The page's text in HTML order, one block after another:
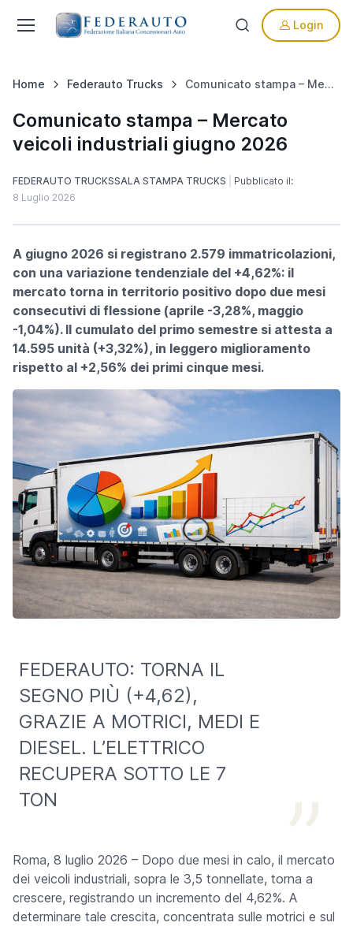
Login
Home Federauto Trucks Comunicato stampa – Mercato veicoli industriali giugno 2026
Comunicato stampa – Mercato
veicoli industriali giugno 2026
FEDERAUTO TRUCKSSALA STAMPA TRUCKS
Pubblicato il:
8 Luglio 2026
A giugno 2026 si registrano 2.579 immatricolazioni,
con una variazione tendenziale del +4,62%: il
mercato torna in territorio positivo dopo due mesi
consecutivi di flessione (aprile -3,28%, maggio
-1,04%). Il cumulato del primo semestre si attesta a
14.595 unità (+3,32%), in leggero miglioramento
rispetto al +2,56% dei primi cinque mesi.
FEDERAUTO: TORNA IL
SEGNO PIÙ (+4,62),
GRAZIE A MOTRICI, MEDI E
DIESEL. L’ELETTRICO
RECUPERA SOTTO LE 7
TON
Roma, 8 luglio 2026 – Dopo due mesi in calo, il mercato
dei veicoli industriali, sopra le 3,5 tonnellate, torna a
crescere, registrando un incremento del 4,62%. A
determinare tale crescita, concentrata sulle motrici e sul